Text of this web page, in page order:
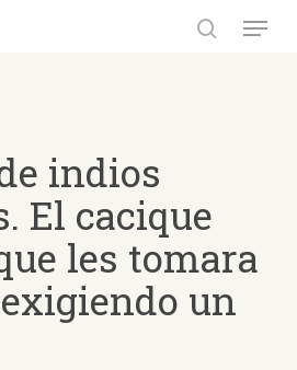
Menu
indios
El cacique
les tomara
un